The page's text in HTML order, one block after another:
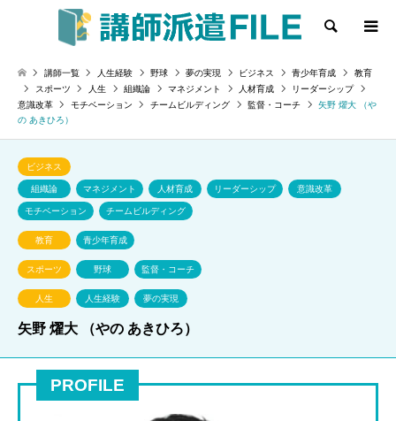
検索
講師一覧 人生経験 野球 夢の実現 ビジネス 青少年育成
教育
スポーツ
人生 組織論 マネジメント 人材育成
リーダーシップ
意識改革
モチベーション チームビルディング 監督・コーチ
矢野 燿大 （や
の あきひろ）
ビジネス
組織論 マネジメント 人材育成 リーダーシップ 意識改革
モチベーション チームビルディング
教育 青少年育成
スポーツ 野球 監督・コーチ
人生 人生経験 夢の実現
矢野 燿大 （やの あきひろ）
PROFILE